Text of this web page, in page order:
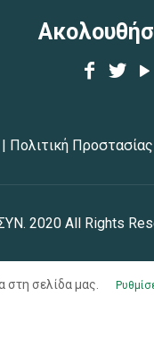
| Πολιτική
2020 All Rights
στη σελίδα μας.